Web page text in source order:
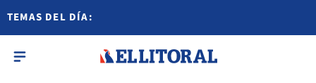
TEMAS DEL DÍA: